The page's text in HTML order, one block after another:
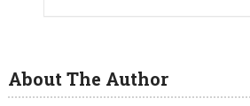
About The Author